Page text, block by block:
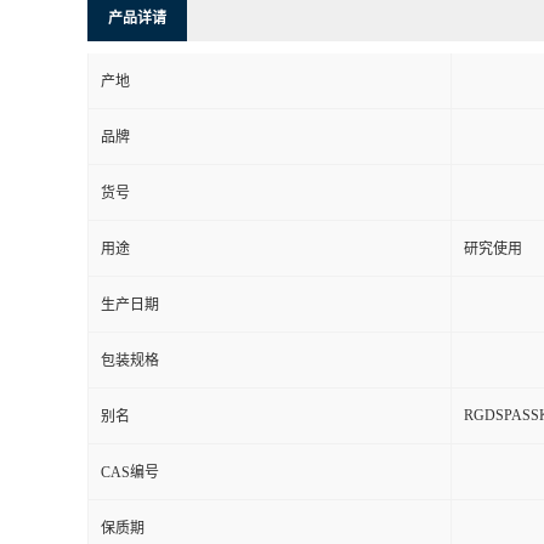
产品详请
产地
品牌
货号
用途 研究使用
生产日期
包装规格
别名
CAS编号
保质期